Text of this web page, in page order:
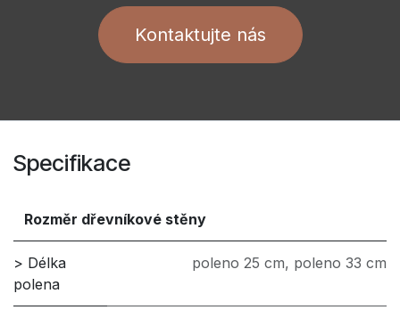
Kontaktujte nás
Specifikace
Rozměr dřevníkové stěny
> Délka
polena
poleno 25 cm, poleno 33 cm